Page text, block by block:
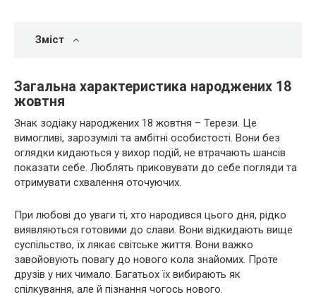
Зміст
Загальна характеристика народжених 18
жовтня
Знак зодіаку народжених 18 жовтня – Терези. Це
вимогливі, зарозумілі та амбітні особистості. Вони без
оглядки кидаються у вихор подій, не втрачають шансів
показати себе. Люблять приковувати до себе погляди та
отримувати схвалення оточуючих.
При любові до уваги ті, хто народився цього дня, рідко
виявляються готовими до слави. Вони відкидають вище
суспільство, їх лякає світське життя. Вони важко
завойовують повагу до нового кола знайомих. Проте
друзів у них чимало. Багатьох їх вибирають як
спілкування, але й пізнання чогось нового.